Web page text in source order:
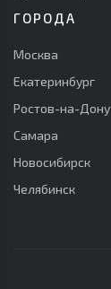
ГОРОДА
Москва
Екатеринбург
Ростов-на-Дону
Самара
Новосибирск
Челябинск